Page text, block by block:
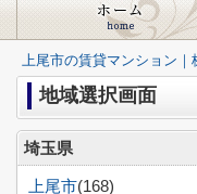
上尾市の賃貸マンション｜
地域選択画面
埼玉県
上尾市(168)